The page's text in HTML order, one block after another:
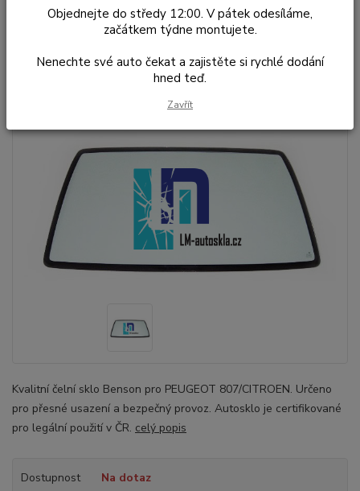
Čelní Sklo - PEUGEOT
807/CITROEN
Kvalitní čelní sklo Benson pro PEUGEOT 807/CITROEN. Určeno
pro přesné usazení a bezpečný provoz. Autosklo je certifikované
pro legální použití v ČR. celý popis
Dostupnost Na dotaz
Objednejte do středy 12:00. V pátek odesíláme,
začátkem týdne montujete.
Nenechte své auto čekat a zajistěte si rychlé dodání
hned teď.
Zavřít